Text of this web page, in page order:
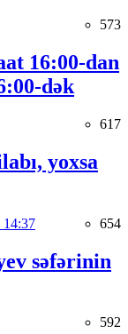
573
16:00-dan
dək
617
yoxsa
14:37 654
səfərinin
592